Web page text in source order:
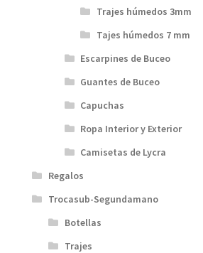
Trajes húmedos 3mm
Tajes húmedos 7 mm
Escarpines de Buceo
Guantes de Buceo
Capuchas
Ropa Interior y Exterior
Camisetas de Lycra
Regalos
Trocasub-Segundamano
Botellas
Trajes